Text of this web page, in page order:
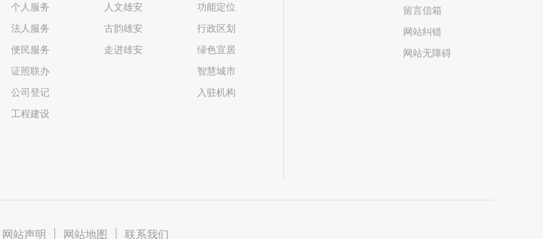
个人服务
法人服务
便民服务
证照联办
公司登记
工程建设
人文雄安
古韵雄安
走进雄安
功能定位
行政区划
绿色宜居
智慧城市
入驻机构
留言信箱
网站纠错
网站无障碍
网站声明 网站地图 联系我们